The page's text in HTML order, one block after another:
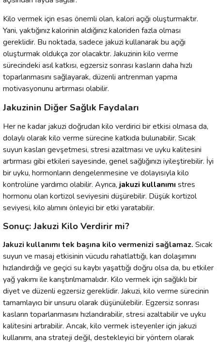
Kilo vermek için esas önemli olan, kalori açığı oluşturmaktır.
Yani, yaktığınız kalorinin aldığınız kaloriden fazla olması
gereklidir. Bu noktada, sadece jakuzi kullanarak bu açığı
oluşturmak oldukça zor olacaktır. Jakuzinin kilo verme
sürecindeki asıl katkısı, egzersiz sonrası kasların daha hızlı
toparlanmasını sağlayarak, düzenli antrenman yapma
motivasyonunu artırması olabilir.
Jakuzinin Diğer Sağlık Faydaları
Her ne kadar jakuzi doğrudan kilo verdirici bir etkisi olmasa da,
dolaylı olarak kilo verme sürecine katkıda bulunabilir. Sıcak
suyun kasları gevşetmesi, stresi azaltması ve uyku kalitesini
artırması gibi etkileri sayesinde, genel sağlığınızı iyileştirebilir. İyi
bir uyku, hormonların dengelenmesine ve dolayısıyla kilo
kontrolüne yardımcı olabilir. Ayrıca, jakuzi kullanımı stres
hormonu olan kortizol seviyesini düşürebilir. Düşük kortizol
seviyesi, kilo alımını önleyici bir etki yaratabilir.
Sonuç: Jakuzi Kilo Verdirir mi?
Jakuzi kullanımı tek başına kilo vermenizi sağlamaz. Sıcak
suyun ve masaj etkisinin vücudu rahatlattığı, kan dolaşımını
hızlandırdığı ve geçici su kaybı yaşattığı doğru olsa da, bu etkiler
yağ yakımı ile karıştırılmamalıdır. Kilo vermek için sağlıklı bir
diyet ve düzenli egzersiz gereklidir. Jakuzi, kilo verme sürecinin
tamamlayıcı bir unsuru olarak düşünülebilir. Egzersiz sonrası
kasların toparlanmasını hızlandırabilir, stresi azaltabilir ve uyku
kalitesini artırabilir. Ancak, kilo vermek isteyenler için jakuzi
kullanımı, ana strateji değil, destekleyici bir yöntem olarak